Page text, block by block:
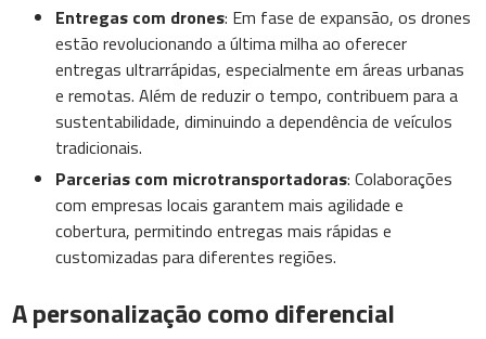
Entregas com drones: Em fase de expansão, os drones
estão revolucionando a última milha ao oferecer
entregas ultrarrápidas, especialmente em áreas urbanas
e remotas. Além de reduzir o tempo, contribuem para a
sustentabilidade, diminuindo a dependência de veículos
tradicionais.
Parcerias com microtransportadoras: Colaborações
com empresas locais garantem mais agilidade e
cobertura, permitindo entregas mais rápidas e
customizadas para diferentes regiões.
A personalização como diferencial